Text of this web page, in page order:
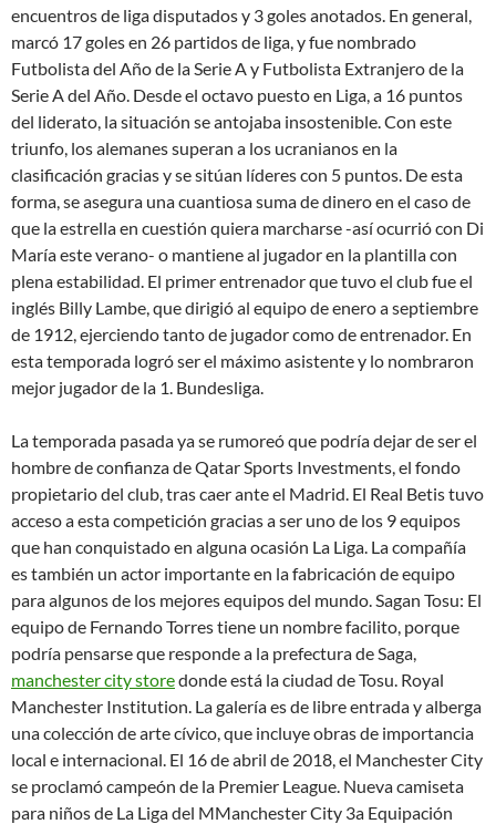
encuentros de liga disputados y 3 goles anotados. En general,
marcó 17 goles en 26 partidos de liga, y fue nombrado
Futbolista del Año de la Serie A y Futbolista Extranjero de la
Serie A del Año. Desde el octavo puesto en Liga, a 16 puntos
del liderato, la situación se antojaba insostenible. Con este
triunfo, los alemanes superan a los ucranianos en la
clasificación gracias y se sitúan líderes con 5 puntos. De esta
forma, se asegura una cuantiosa suma de dinero en el caso de
que la estrella en cuestión quiera marcharse -así ocurrió con Di
María este verano- o mantiene al jugador en la plantilla con
plena estabilidad. El primer entrenador que tuvo el club fue el
inglés Billy Lambe, que dirigió al equipo de enero a septiembre
de 1912, ejerciendo tanto de jugador como de entrenador. En
esta temporada logró ser el máximo asistente y lo nombraron
mejor jugador de la 1. Bundesliga.
La temporada pasada ya se rumoreó que podría dejar de ser el
hombre de confianza de Qatar Sports Investments, el fondo
propietario del club, tras caer ante el Madrid. El Real Betis tuvo
acceso a esta competición gracias a ser uno de los 9 equipos
que han conquistado en alguna ocasión La Liga. La compañía
es también un actor importante en la fabricación de equipo
para algunos de los mejores equipos del mundo. Sagan Tosu: El
equipo de Fernando Torres tiene un nombre facilito, porque
podría pensarse que responde a la prefectura de Saga,
manchester city storedonde está la ciudad de Tosu. Royal
Manchester Institution. La galería es de libre entrada y alberga
una colección de arte cívico, que incluye obras de importancia
local e internacional. El 16 de abril de 2018, el Manchester City
se proclamó campeón de la Premier League. Nueva camiseta
para niños de La Liga del MManchester City 3a Equipación